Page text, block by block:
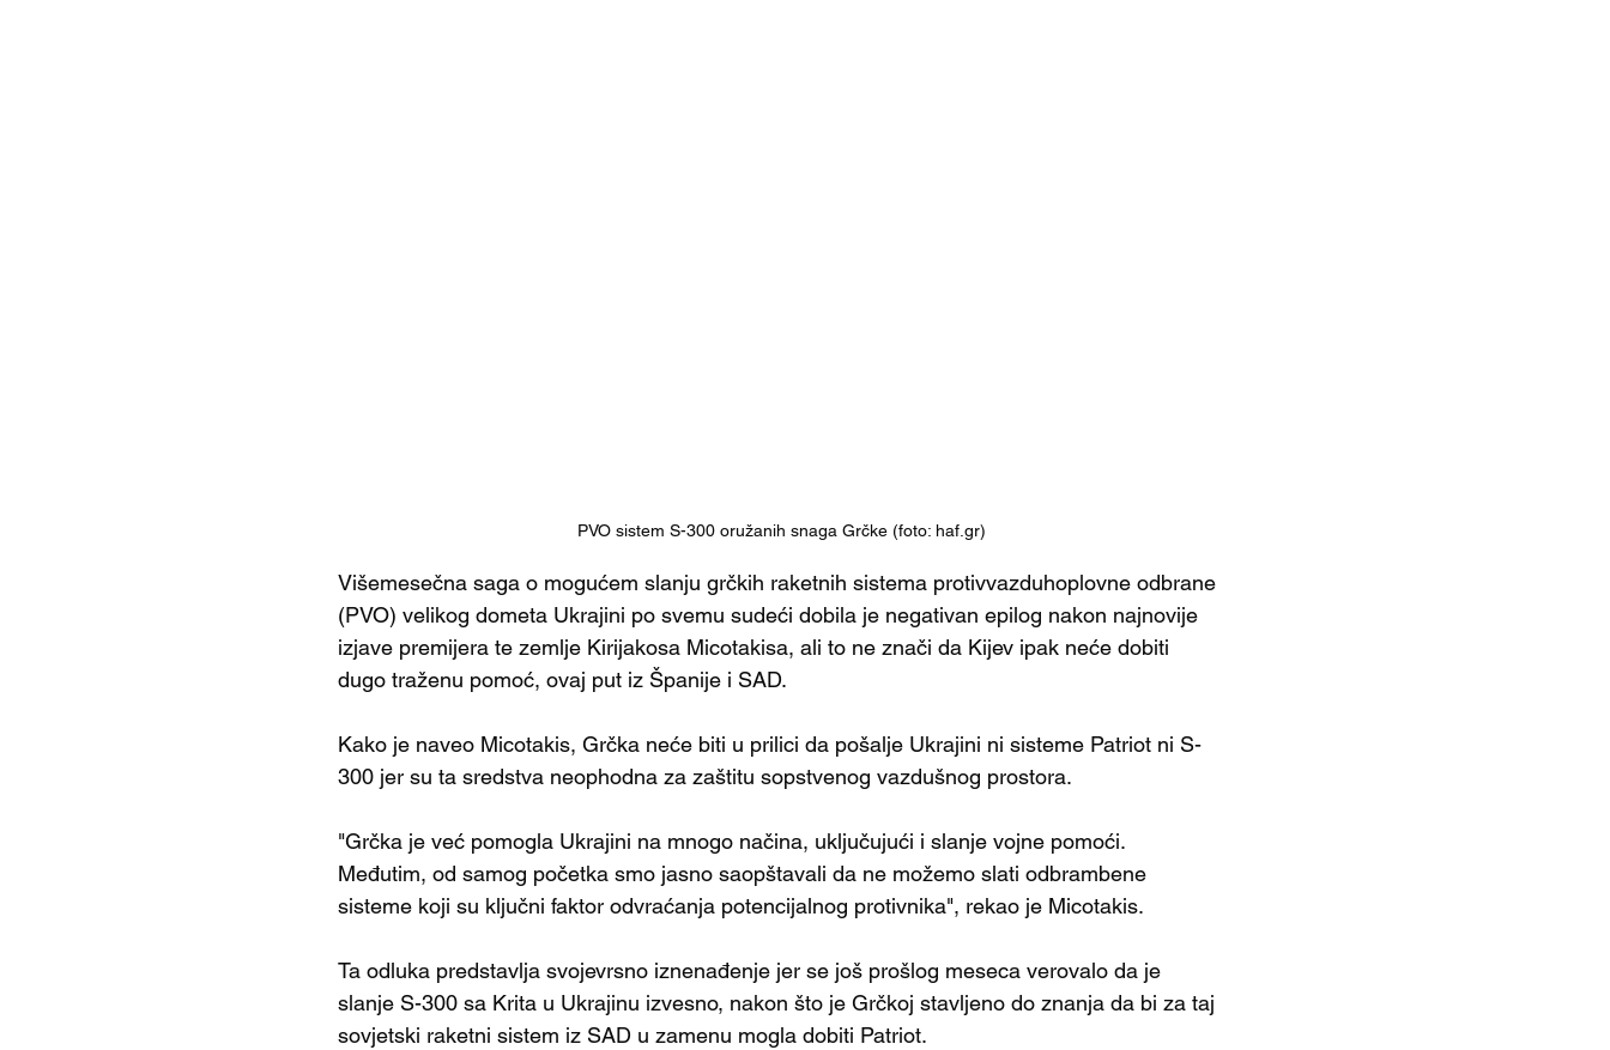
PVO sistem S-300 oružanih snaga Grčke (foto: haf.gr)
Višemesečna saga o mogućem slanju grčkih raketnih sistema protivvazduhoplovne odbrane
(PVO) velikog dometa Ukrajini po svemu sudeći dobila je negativan epilog nakon najnovije
izjave premijera te zemlje Kirijakosa Micotakisa, ali to ne znači da Kijev ipak neće dobiti
dugo traženu pomoć, ovaj put iz Španije i SAD.
Kako je naveo Micotakis, Grčka neće biti u prilici da pošalje Ukrajini ni sisteme Patriot ni S-
300 jer su ta sredstva neophodna za zaštitu sopstvenog vazdušnog prostora.
"Grčka je već pomogla Ukrajini na mnogo načina, uključujući i slanje vojne pomoći.
Međutim, od samog početka smo jasno saopštavali da ne možemo slati odbrambene
sisteme koji su ključni faktor odvraćanja potencijalnog protivnika", rekao je Micotakis.
Ta odluka predstavlja svojevrsno iznenađenje jer se još prošlog meseca verovalo da je
slanje S-300 sa Krita u Ukrajinu izvesno, nakon što je Grčkoj stavljeno do znanja da bi za taj
sovjetski raketni sistem iz SAD u zamenu mogla dobiti Patriot.